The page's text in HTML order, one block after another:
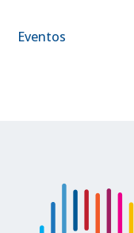
Eventos